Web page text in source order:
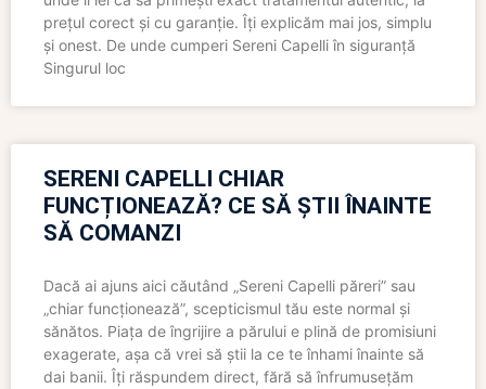
prețul corect și cu garanție. Îți explicăm mai jos, simplu
și onest. De unde cumperi Sereni Capelli în siguranță
Singurul loc
SERENI CAPELLI CHIAR
FUNCȚIONEAZĂ? CE SĂ ȘTII ÎNAINTE
SĂ COMANZI
Dacă ai ajuns aici căutând „Sereni Capelli păreri” sau
„chiar funcționează”, scepticismul tău este normal și
sănătos. Piața de îngrijire a părului e plină de promisiuni
exagerate, așa că vrei să știi la ce te înhami înainte să
dai banii. Îți răspundem direct, fără să înfrumusețăm